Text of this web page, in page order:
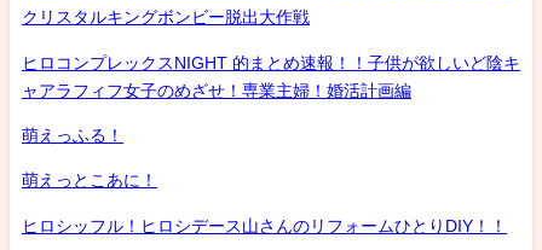
クリスタルキングボンビー脱出大作戦
ヒロコンプレックスNIGHT 的まとめ速報！！子供が欲しいど陰キ
ャアラフィフ女子のめざせ！専業主婦！婚活計画編
萌えっふる！
萌えっとこあに！
ヒロシッフル！ヒロシデース山さんのリフォームひとりDIY！！